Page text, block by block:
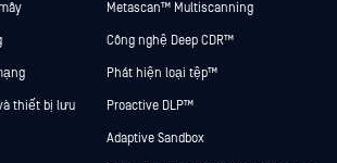
thiết bị lưu
Metascan™ Multiscanning
Công nghệ Deep CDR™
Phát hiện loại tệp™
Proactive DLP™
Adaptive Sandbox